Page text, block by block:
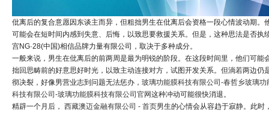
仳离后的复合意愿因东谈主而异，但粗拙男生在仳离后会资格一段心情波动期。
可能会在短时间内感到失意、后悔，以致思要救援关系。但是，这种思法是否执
宫NG·28(中国)相信品牌力量有限公司，取决于多种成分。
一般来说，男生在仳离后的前两周是最为明锐的阶段。在这段时间里，他们可能
拙回思畴前的好意思好时光，以致主动连接对方，试图开发关系。但淌若两边仍
彻决裂，好像男营业志到问题无法惩办， 玻璃功能膜科技有限公司-春哲乡玻璃功
科技有限公司-玻璃功能膜科技有限公司官网这种冲动可能很快消退。
精辟一个月后， 西藏澳迈金融有限公司 - 首页男生的心情会从容趋于寂静。此时